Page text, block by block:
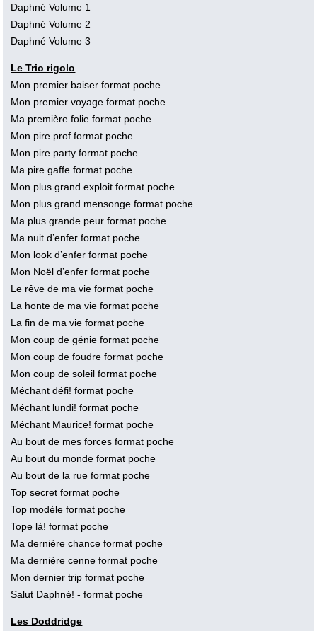
Daphné Volume 1
Daphné Volume 2
Daphné Volume 3
Le Trio rigolo
Mon premier baiser format poche
Mon premier voyage format poche
Ma première folie format poche
Mon pire prof format poche
Mon pire party format poche
Ma pire gaffe format poche
Mon plus grand exploit format poche
Mon plus grand mensonge format poche
Ma plus grande peur format poche
Ma nuit d’enfer format poche
Mon look d’enfer format poche
Mon Noël d’enfer format poche
Le rêve de ma vie format poche
La honte de ma vie format poche
La fin de ma vie format poche
Mon coup de génie format poche
Mon coup de foudre format poche
Mon coup de soleil format poche
Méchant défi! format poche
Méchant lundi! format poche
Méchant Maurice! format poche
Au bout de mes forces format poche
Au bout du monde format poche
Au bout de la rue format poche
Top secret format poche
Top modèle format poche
Tope là! format poche
Ma dernière chance format poche
Ma dernière cenne format poche
Mon dernier trip format poche
Salut Daphné! - format poche
Les Doddridge